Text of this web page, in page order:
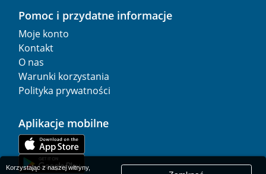
Pomoc i przydatne informacje
Moje konto
Kontakt
O nas
Warunki korzystania
Polityka prywatności
Aplikacje mobilne
Korzystając z naszej witryny,